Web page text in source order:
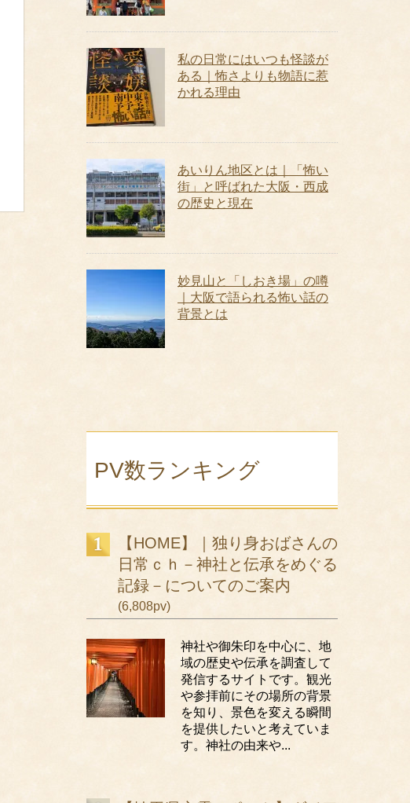
私の日常にはいつも怪談が
ある｜怖さよりも物語に惹
かれる理由
あいりん地区とは｜「怖い
街」と呼ばれた大阪・西成
の歴史と現在
妙見山と「しおき場」の噂
｜大阪で語られる怖い話の
背景とは
PV数ランキング
【HOME】｜独り身おばさんの
日常ｃｈ－神社と伝承をめぐる
記録－についてのご案内
(6,808pv)
神社や御朱印を中心に、地
域の歴史や伝承を調査して
発信するサイトです。観光
や参拝前にその場所の背景
を知り、景色を変える瞬間
を提供したいと考えていま
す。神社の由来や...